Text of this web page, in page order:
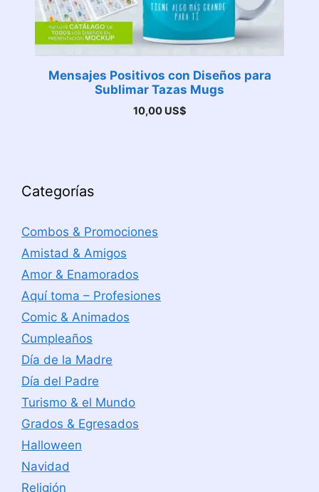
Mensajes Positivos con Diseños para
Sublimar Tazas Mugs
10,00 US$
Categorías
Combos & Promociones
Amistad & Amigos
Amor & Enamorados
Aquí toma – Profesiones
Comic & Animados
Cumpleaños
Día de la Madre
Día del Padre
Turismo & el Mundo
Grados & Egresados
Halloween
Navidad
Religión